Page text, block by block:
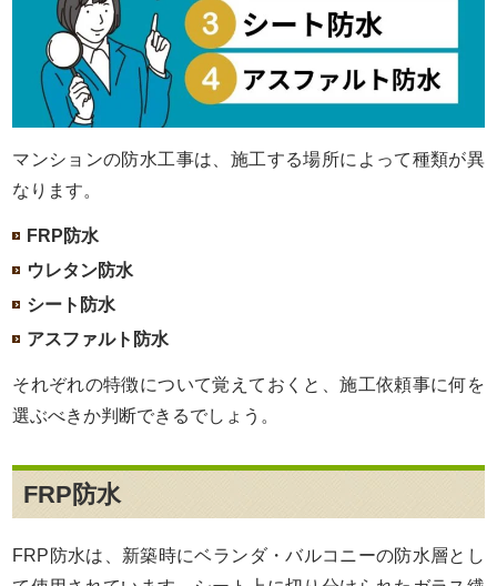
マンションの防水工事は、施工する場所によって種類が異
なります。
FRP防水
ウレタン防水
シート防水
アスファルト防水
それぞれの特徴について覚えておくと、施工依頼事に何を
選ぶべきか判断できるでしょう。
FRP防水
FRP防水は、新築時にベランダ・バルコニーの防水層とし